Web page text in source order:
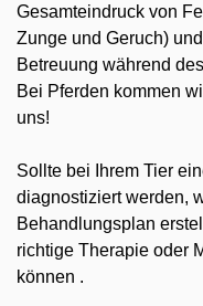
Gesamteindruck von
Zunge und Geruch)
Betreuung während
Bei Pferden kommen
uns!
Sollte bei Ihrem Tier
diagnostiziert werden,
Behandlungsplan
richtige Therapie oder
können .